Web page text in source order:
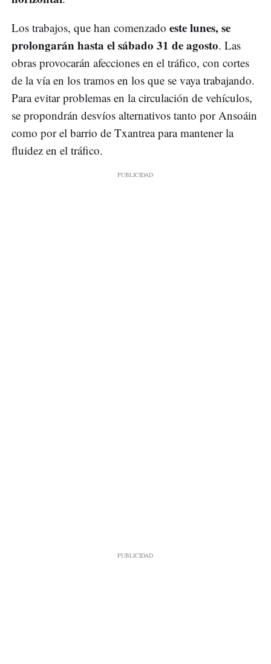
Los trabajos, que han comenzado este lunes, se
prolongarán hasta el sábado 31 de agosto. Las
obras provocarán afecciones en el tráfico, con cortes
de la vía en los tramos en los que se vaya trabajando.
Para evitar problemas en la circulación de vehículos,
se propondrán desvíos alternativos tanto por Ansoáin
como por el barrio de Txantrea para mantener la
fluidez en el tráfico.